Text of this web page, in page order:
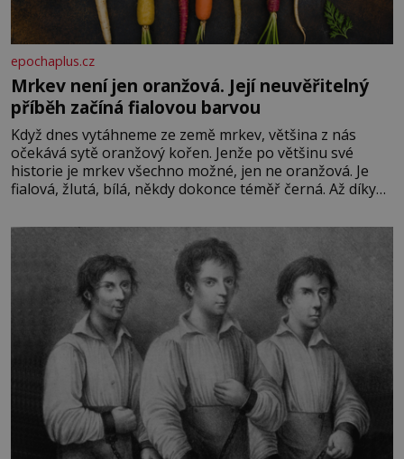
epochaplus.cz
Mrkev není jen oranžová. Její neuvěřitelný
příběh začíná fialovou barvou
Když dnes vytáhneme ze země mrkev, většina z nás
očekává sytě oranžový kořen. Jenže po většinu své
historie je mrkev všechno možné, jen ne oranžová. Je
fialová, žlutá, bílá, někdy dokonce téměř černá. Až díky
bez které si českou zahradu ani nedokážeme představit.